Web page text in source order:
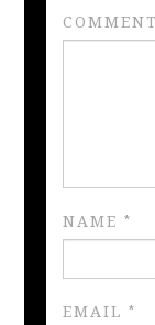
NAME*
EMAIL*